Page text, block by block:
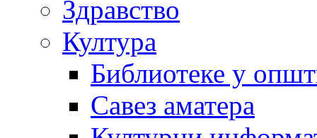
Здравство
Култура
Библиотеке у
Савез аматера